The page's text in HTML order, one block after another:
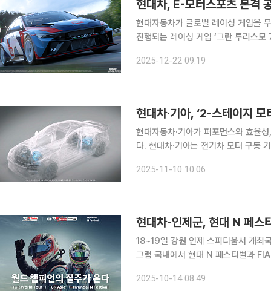
현대차, E-모터스포츠 본격
현대자동차가 글로벌 레이싱 게임을 무대로
진행되는 레이싱 게임 ‘그란 투리스
스모 2025 월드 시리즈’ 최종전에서
2025-12-22 09:19
현대자동차·기아가 퍼포먼스와 효율
다. 현대차·기아는 전기차 모터 구동 기술의 혁신으로 평가받는 '2-스테이지 모터시스템'의 작동 원
10일 밝혔다. 이 기술은 지난해 산업
2025-11-10 10:06
현대차-인제군, 현대 N 페스
18~19일 강원 인제 스피디움서 개최
그램 국내에서 현대 N 페스티벌과 FIA TCR 월드 투어가 동시에 열리며 모터스포츠의 새로운 장을
연맹(FIA) TCR 월드투어 △TCR 아
2025-10-14 08:49